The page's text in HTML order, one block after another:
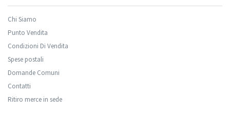
Chi Siamo
Punto Vendita
Condizioni Di Vendita
Spese postali
Domande Comuni
Contatti
Ritiro merce in sede
Your registration was successful.